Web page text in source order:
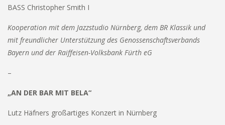
BASS Christopher Smith I
Kooperation mit dem Jazzstudio Nürnberg, dem BR Klassik und
mit freundlicher Unterstützung des Genossenschaftsverbands
Bayern und der Raiffeisen-Volksbank Fürth eG
–
„AN DER BAR MIT BELA“
Lutz Häfners großartiges Konzert in Nürnberg